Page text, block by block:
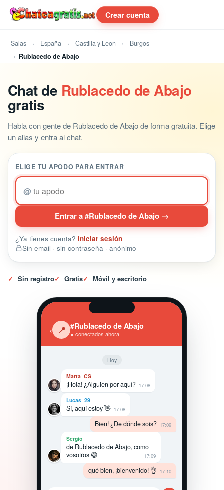
Crear cuenta
Salas España Castilla y Leon
Burgos
Rublacedo de Abajo
Chat de Rublacedo de Abajo
gratis
Habla con gente de Rublacedo de Abajo de forma gratuita. Elige
un alias y entra al chat.
ELIGE TU APODO PARA ENTRAR
@
Entrar a #Rublacedo de Abajo →
¿Ya tienes cuenta? Iniciar sesión
Sin email · sin contraseña · anónimo
✓ Sin registro✓ Gratis✓ Móvil y escritorio
‹ 📍 #Rublacedo de Abajo
● conectados ahora
Hoy
Marta_CS
¡Hola! ¿Alguien por aquí? 17:08
Lucas_29
Sí, aquí estoy 👋 17:08
Bien! ¿De dónde sois? 17:09
Sergio
de Rublacedo de Abajo, como
vosotros 😄
17:09
qué bien, ¡bienvenido! 👌 17:10